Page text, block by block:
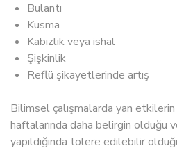
Bulantı
Kusma
Kabızlık veya ishal
Şişkinlik
Reflü şikayetlerinde artış
Bilimsel çalışmalarda yan
haftalarında daha belirgin olduğu
yapıldığında tolere edilebilir